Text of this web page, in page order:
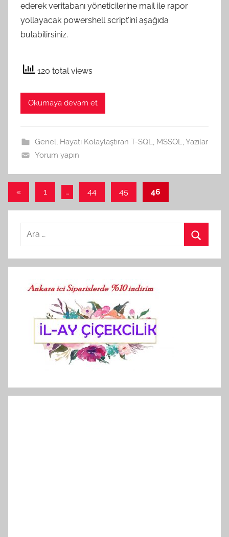
ederek veritabanı yöneticilerine mail ile rapor
yollayacak powershell script’ini aşağıda
bulabilirsiniz.
120 total views
Okumaya devam et
Genel Hayatı Kolaylaştıran T-SQL MSSQL
Yazılar
Yorum yapın
Yazı
sayfalandırması
«Önceki
yazılar
1 … 44 45 46
Arama: